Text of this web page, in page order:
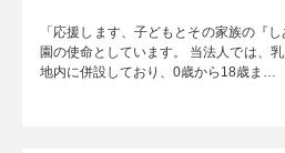
「応援します、子どもとその家族の『
園の使命としています。 当法人では、
地内に併設しており、0歳から18歳ま…